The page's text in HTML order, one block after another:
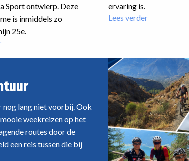
Sport ontwierp. Deze
is inmiddels zo
25e.
over
mountainbiken
de
reuzen
van
de
ervaring is.
Lees verder
de
Hutten
TransAlp
Oberstdorf
–
Vinschgau
nog lang niet voorbij. Ook
weekreizen op het
routes door de
een reis tussen die bij